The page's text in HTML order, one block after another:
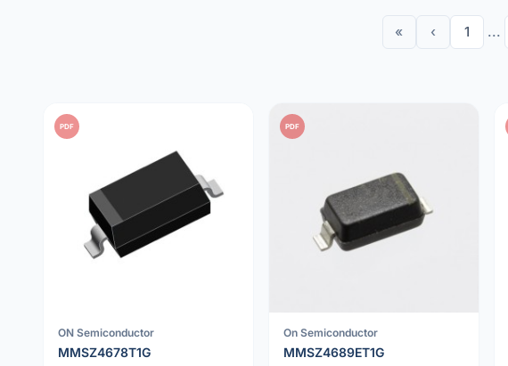
« ‹ 1 ...
PDF
ON Semiconductor
MMSZ4678T1G
PDF
On Semiconductor
MMSZ4689ET1G